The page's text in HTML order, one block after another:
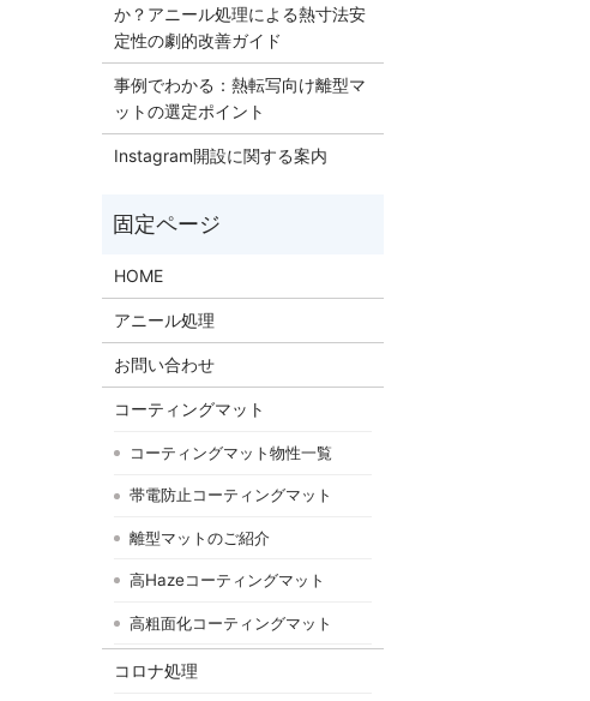
か？アニール処理による熱寸法安
定性の劇的改善ガイド
事例でわかる：熱転写向け離型マ
ットの選定ポイント
Instagram開設に関する案内
HOME
アニール処理
お問い合わせ
コーティングマット
コーティングマット物性一覧
帯電防止コーティングマット
離型マットのご紹介
高Hazeコーティングマット
高粗面化コーティングマット
コロナ処理